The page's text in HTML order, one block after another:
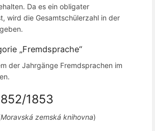
Da es ein obligater
wird die Gesamtschülerzahl in der
„Fremdsprache“
der Jahrgänge Fremdsprachen im
1853
Moravská zemská knihovna)